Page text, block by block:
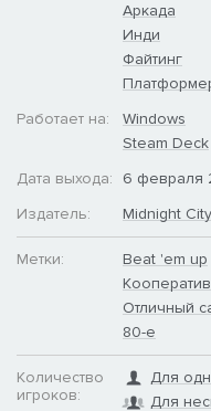
Аркада
Инди
Файтинг
Работает на:
Windows
Steam Deck
Дата выхода:
6 февраля
Издатель:
Midnight City
Метки:
Beat 'em up
Кооператив
Отличный
80-е
Количество
игроков:
Для
Для